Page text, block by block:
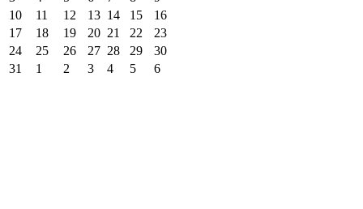
10
11 12 13 14 15
16
17
18 19 20 21 22
23
24
25 26 27 28 29
30
31
1 2 3 4 5 6